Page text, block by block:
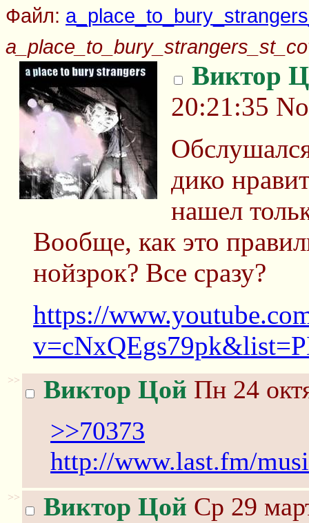
Файл:
Виктор
20:21:35
дико
нашел
Вообще, как это
нойзрок? Все сразу?
https://
>> Виктор Цой Пн 24
>>70373
http://www.last.fm/
>> Виктор Цой Ср 29